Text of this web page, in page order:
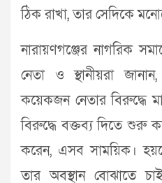
ঠিক রাখা, তার সেদিকে
নারায়ণগঞ্জের নাগরিক
নেতা ও স্থানীয়রা
কয়েকজন নেতার বিরুদ্ধে
বিরুদ্ধে বক্তব্য দিতে শুরু
করেন, এসব সাময়িক।
তার অবস্থান বোঝাতে